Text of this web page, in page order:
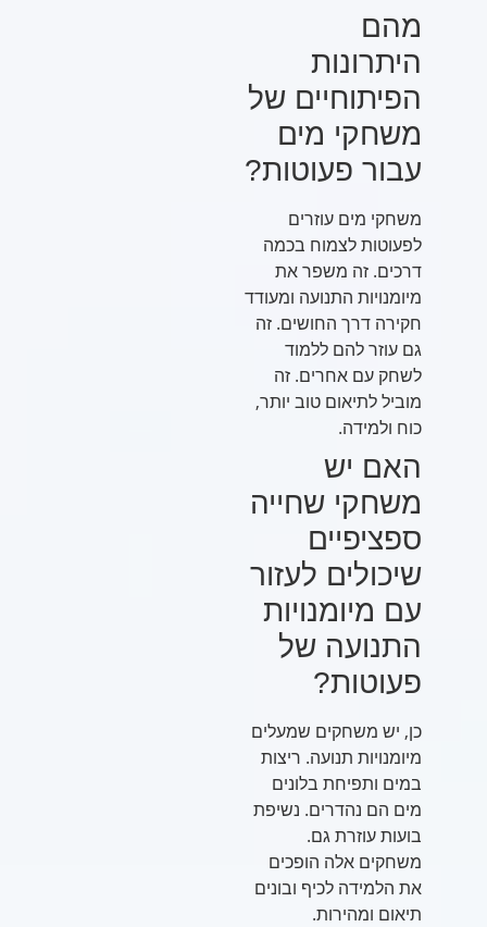
מהם
היתרונות
הפיתוחיים של
משחקי מים
עבור פעוטות?
משחקי מים עוזרים
לפעוטות לצמוח בכמה
דרכים. זה משפר את
מיומנויות התנועה ומעודד
חקירה דרך החושים. זה
גם עוזר להם ללמוד
לשחק עם אחרים. זה
מוביל לתיאום טוב יותר,
כוח ולמידה.
האם יש
משחקי שחייה
ספציפיים
שיכולים לעזור
עם מיומנויות
התנועה של
פעוטות?
כן, יש משחקים שמעלים
מיומנויות תנועה. ריצות
במים ותפיחת בלונים
מים הם נהדרים. נשיפת
בועות עוזרת גם.
משחקים אלה הופכים
את הלמידה לכיף ובונים
תיאום ומהירות.